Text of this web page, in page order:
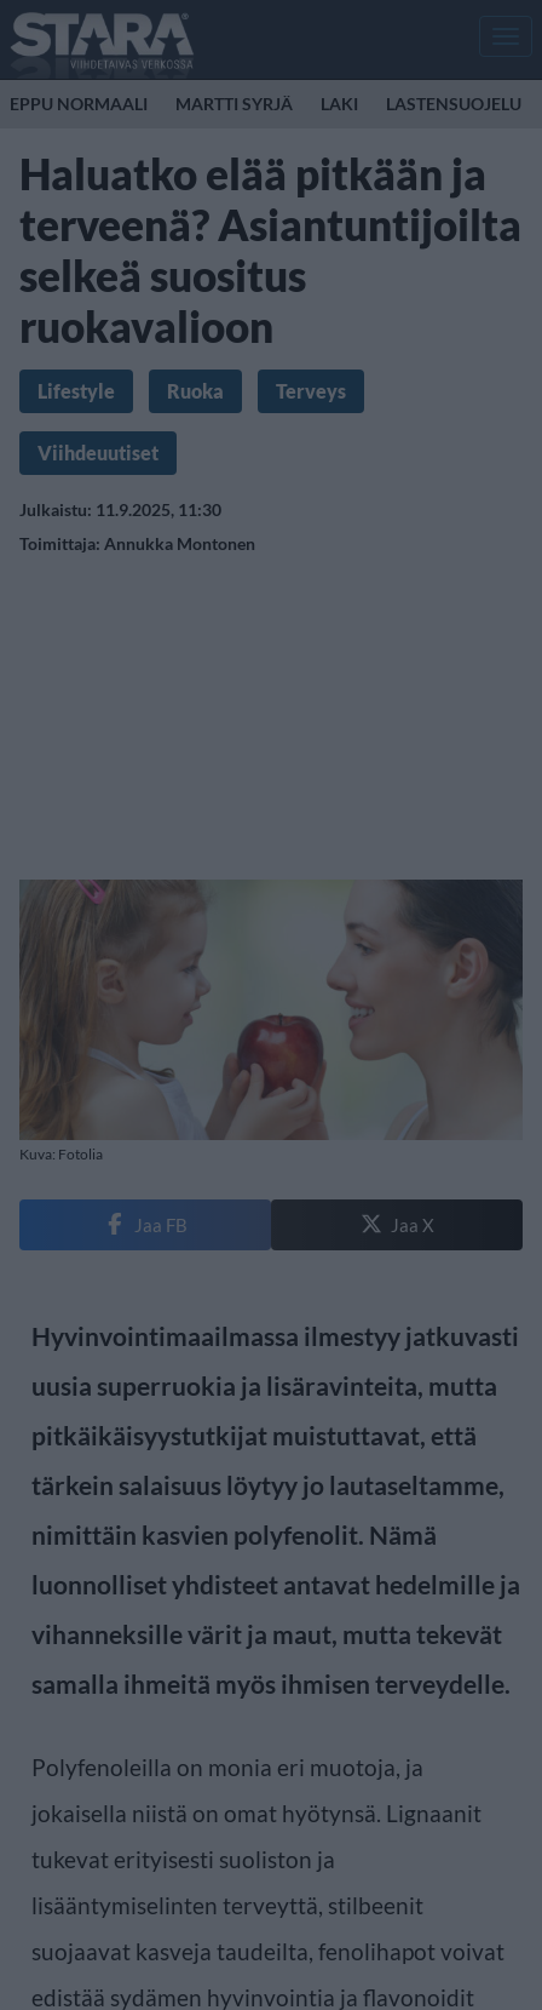
EPPU NORMAALI MARTTI SYRJÄ LAKI LASTENSUOJELU
Haluatko elää pitkään ja
terveenä? Asiantuntijoilta
selkeä suositus
ruokavalioon
Lifestyle Ruoka Terveys
Viihdeuutiset
Julkaistu: 11.9.2025, 11:30
Toimittaja: Annukka Montonen
Kuva: Fotolia
Jaa FB Jaa X
Hyvinvointimaailmassa ilmestyy jatkuvasti
uusia superruokia ja lisäravinteita, mutta
pitkäikäisyystutkijat muistuttavat, että
tärkein salaisuus löytyy jo lautaseltamme,
nimittäin kasvien polyfenolit. Nämä
luonnolliset yhdisteet antavat hedelmille ja
vihanneksille värit ja maut, mutta tekevät
samalla ihmeitä myös ihmisen terveydelle.
Polyfenoleilla on monia eri muotoja, ja
jokaisella niistä on omat hyötynsä. Lignaanit
tukevat erityisesti suoliston ja
lisääntymiselinten terveyttä, stilbeenit
suojaavat kasveja taudeilta, fenolihapot voivat
edistää sydämen hyvinvointia ja flavonoidit